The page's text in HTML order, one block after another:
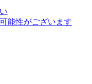
能性がございます